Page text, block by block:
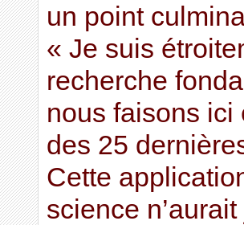
un point
« Je suis
recherche
nous faisons ici
des 25
Cette
science